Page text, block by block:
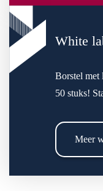
White
Borstel met
50 stuks!
Meer